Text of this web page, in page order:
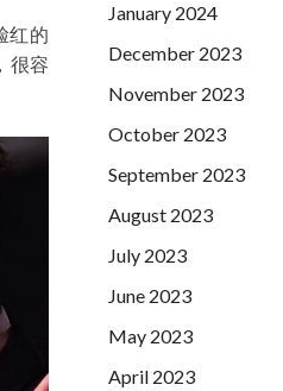
红的
很容
January 2024
December 2023
November 2023
October 2023
September 2023
August 2023
July 2023
June 2023
May 2023
April 2023